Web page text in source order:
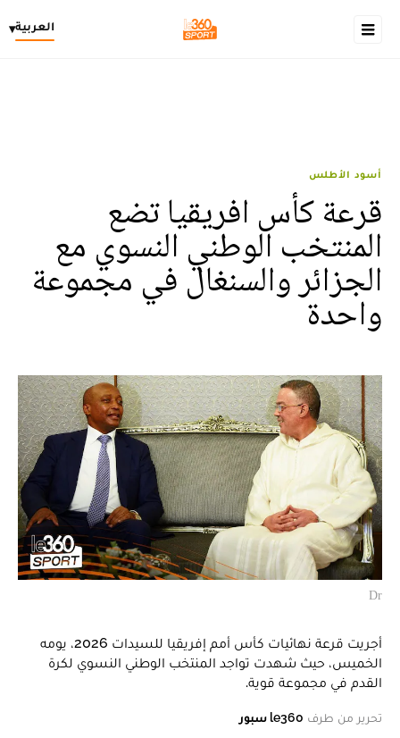
العربية▾
أسود الأطلس
قرعة كأس افريقيا تضع
المنتخب الوطني النسوي مع
الجزائر والسنغال في مجموعة
واحدة
Dr
أجريت قرعة نهائيات كأس أمم إفريقيا للسيدات 2026، يومه
الخميس، حيث شهدت تواجد المنتخب الوطني النسوي لكرة
القدم في مجموعة قوية.
تحرير من طرف le360 سبور